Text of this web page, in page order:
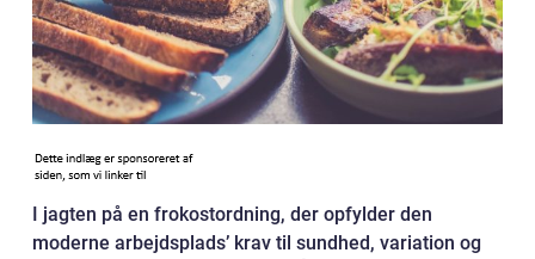
I jagten på en frokostordning, der opfylder den
moderne arbejdsplads’ krav til sundhed, variation og